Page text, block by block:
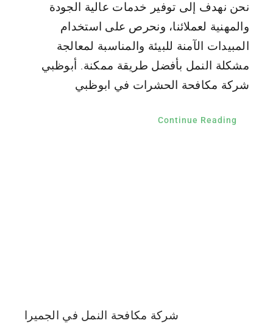
نحن نهدف إلى توفير خدمات عالية الجودة
والمهنية لعملائنا، ونحرص على استخدام
المبيدات الآمنة للبيئة والمناسبة لمعالجة
مشكلة النمل بأفضل طريقة ممكنة. أبوظبي
شركة مكافحة الحشرات في ابوظبي
Continue Reading
شركة مكافحة النمل في الجميرا